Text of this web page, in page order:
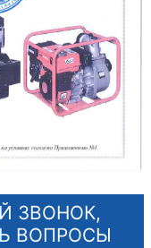
ЗВОНОК,
ВОПРОСЫ